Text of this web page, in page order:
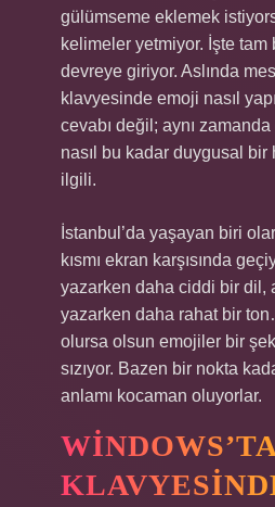
gülümseme eklemek
kelimeler yetmiyor. İşte
devreye giriyor. Aslında
klavyesinde emoji nasıl
cevabı değil; aynı
nasıl bu kadar duygusal
ilgili.
İstanbul’da yaşayan biri
kısmı ekran karşısında
yazarken daha ciddi bir dil,
yazarken daha rahat bir
olursa olsun emojiler bir
sızıyor. Bazen bir nokta
anlamı kocaman oluyorlar.